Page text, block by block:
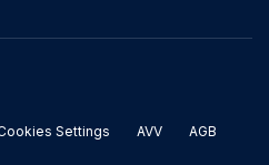
Settings AVV AGB